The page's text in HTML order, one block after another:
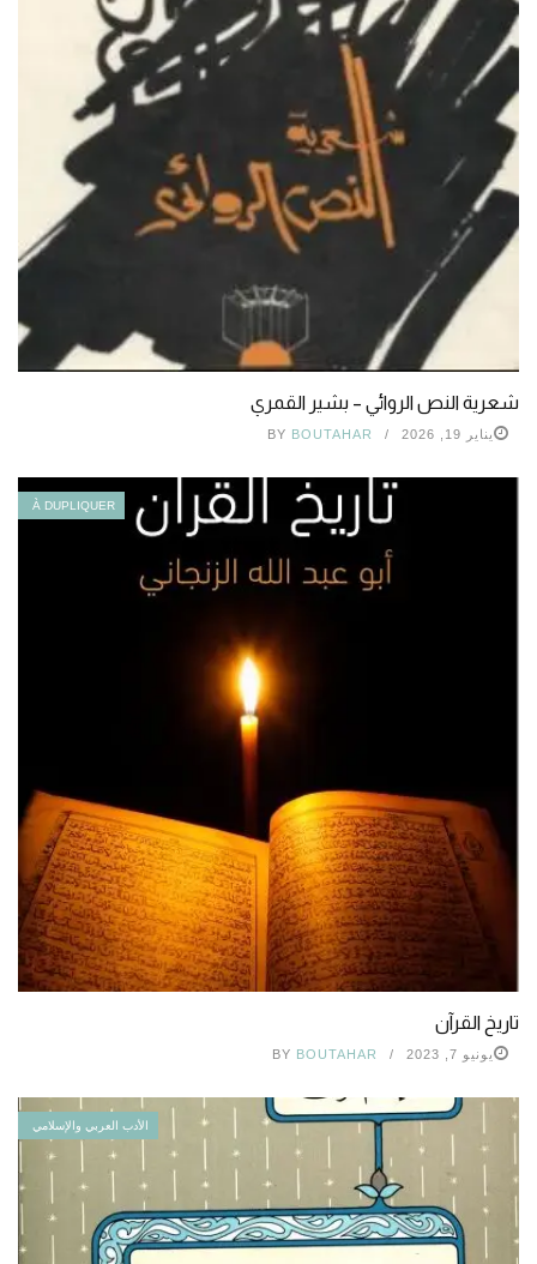
شعرية النص الروائي – بشير القمري
يناير 19, 2026 BY BOUTAHAR
À DUPLIQUER
تاريخ القرآن
يونيو 7, 2023 BY BOUTAHAR
الأدب العربي والإسلامي